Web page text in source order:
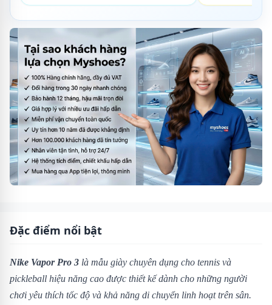
Đặc điểm nổi bật
Nike Vapor Pro 3 là mẫu giày chuyên dụng cho tennis và
pickleball hiệu năng cao được thiết kế dành cho những người
chơi yêu thích tốc độ và khả năng di chuyển linh hoạt trên sân.